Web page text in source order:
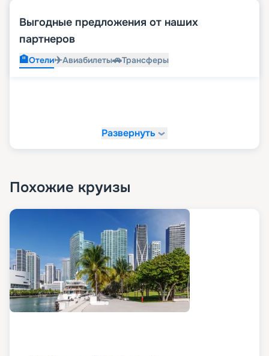
Выгодные предложения от наших
партнеров
🏨Отели✈️Авиабилеты🚗Трансферы
Развернуть
Похожие круизы